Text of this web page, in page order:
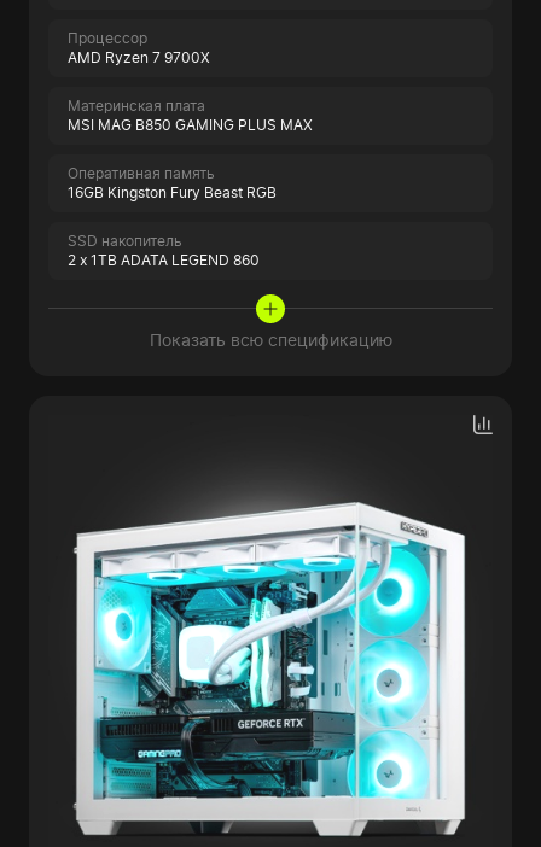
Процессор
AMD Ryzen 7 9700X
Материнская плата
MSI MAG B850 GAMING PLUS MAX
Оперативная память
16GB Kingston Fury Beast RGB
SSD накопитель
2 x 1TB ADATA LEGEND 860
Показать всю спецификацию